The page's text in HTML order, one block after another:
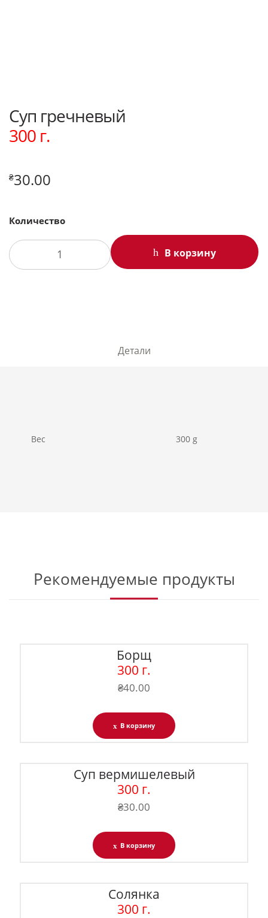
Суп гречневый
300 г.
₴30.00
Количество
В корзину
Детали
Вес 300 g
Рекомендуемые продукты
Борщ
300 г.
₴40.00
В корзину
Суп вермишелевый
300 г.
₴30.00
В корзину
Солянка
300 г.